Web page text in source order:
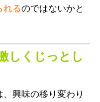
れるのではないかと
しくじっとし
興味の移り変わり